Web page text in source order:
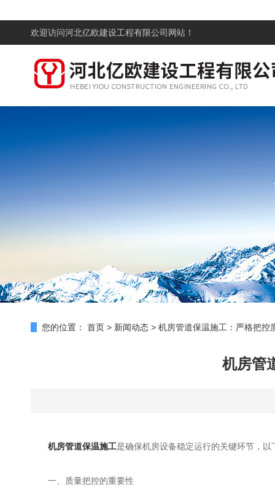
欢迎访问河北亿欧建设工程有限公司网站！
您的位置： 首页 > 新闻动态 > 机房管道保温施工：严格把控
机房管
机房管道保温施工是确保机房设备稳定运行的关键环节，
一、质量把控的重要性